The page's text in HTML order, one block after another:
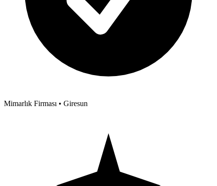
Mimarlık Firması • Giresun